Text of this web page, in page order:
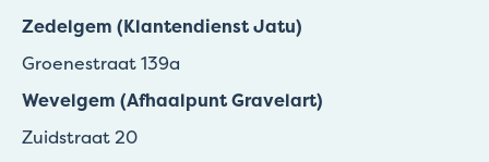
Zedelgem (Klantendienst Jatu)
Groenestraat 139a
Wevelgem (Afhaalpunt Gravelart)
Zuidstraat 20